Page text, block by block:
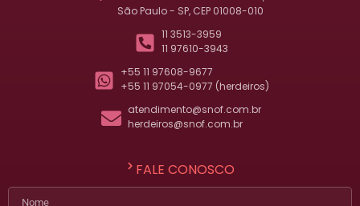
São Paulo - SP, CEP 01008-010
11 3513-3959
11 97610-3943
+55 11 97608-9677
+55 11 97054-0977 (herdeiros)
atendimento@snof.com.br
herdeiros@snof.com.br
FALE CONOSCO